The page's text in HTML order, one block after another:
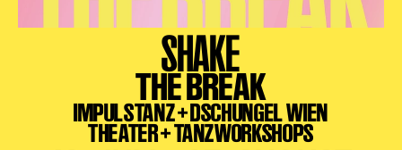
SHAKE
THE BREAK
IMPULSTANZ + DSCHUNGEL WIEN
THEATER + TANZWORKSHOPS